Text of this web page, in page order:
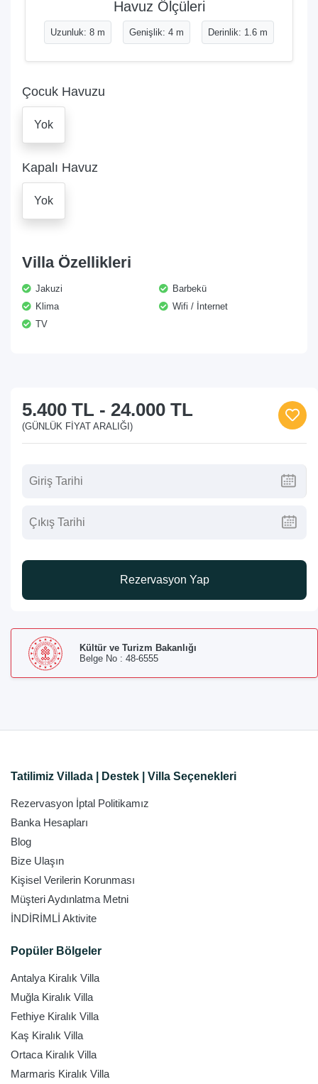
Havuz Ölçüleri
Uzunluk: 8 m Genişlik: 4 m Derinlik: 1.6 m
Çocuk Havuzu
Yok
Kapalı Havuz
Yok
Villa Özellikleri
Jakuzi
Barbekü
Klima
Wifi / İnternet
TV
5.400 TL - 24.000 TL
(GÜNLÜK FIYAT ARALIĞI)
Rezervasyon Yap
Kültür ve Turizm Bakanlığı
Belge No : 48-6555
Tatilimiz Villada | Destek | Villa Seçenekleri
Rezervasyon İptal Politikamız
Banka Hesapları
Blog
Bize Ulaşın
Kişisel Verilerin Korunması
Müşteri Aydınlatma Metni
İNDİRİMLİ Aktivite
Popüler Bölgeler
Antalya Kiralık Villa
Muğla Kiralık Villa
Fethiye Kiralık Villa
Kaş Kiralık Villa
Ortaca Kiralık Villa
Marmaris Kiralık Villa